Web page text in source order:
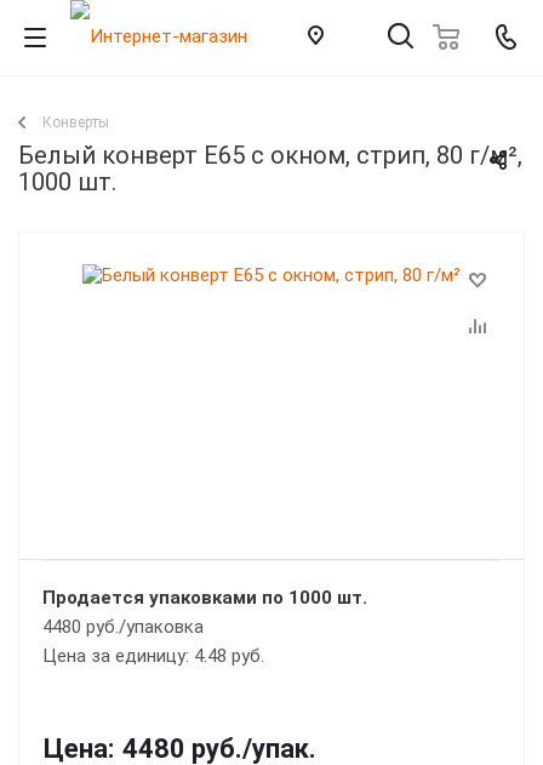
Конверты
Белый конверт Е65 с окном, стрип, 80 г/м²,
1000 шт.
Продается упаковками по 1000 шт.
4480 руб./упаковка
Цена за единицу: 4.48 руб.
Цена: 4480 руб./упак.